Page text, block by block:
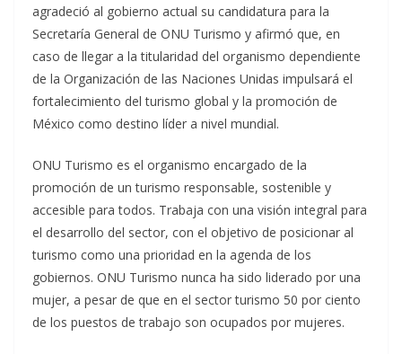
agradeció al gobierno actual su candidatura para la
Secretaría General de ONU Turismo y afirmó que, en
caso de llegar a la titularidad del organismo dependiente
de la Organización de las Naciones Unidas impulsará el
fortalecimiento del turismo global y la promoción de
México como destino líder a nivel mundial.
ONU Turismo es el organismo encargado de la
promoción de un turismo responsable, sostenible y
accesible para todos. Trabaja con una visión integral para
el desarrollo del sector, con el objetivo de posicionar al
turismo como una prioridad en la agenda de los
gobiernos. ONU Turismo nunca ha sido liderado por una
mujer, a pesar de que en el sector turismo 50 por ciento
de los puestos de trabajo son ocupados por mujeres.